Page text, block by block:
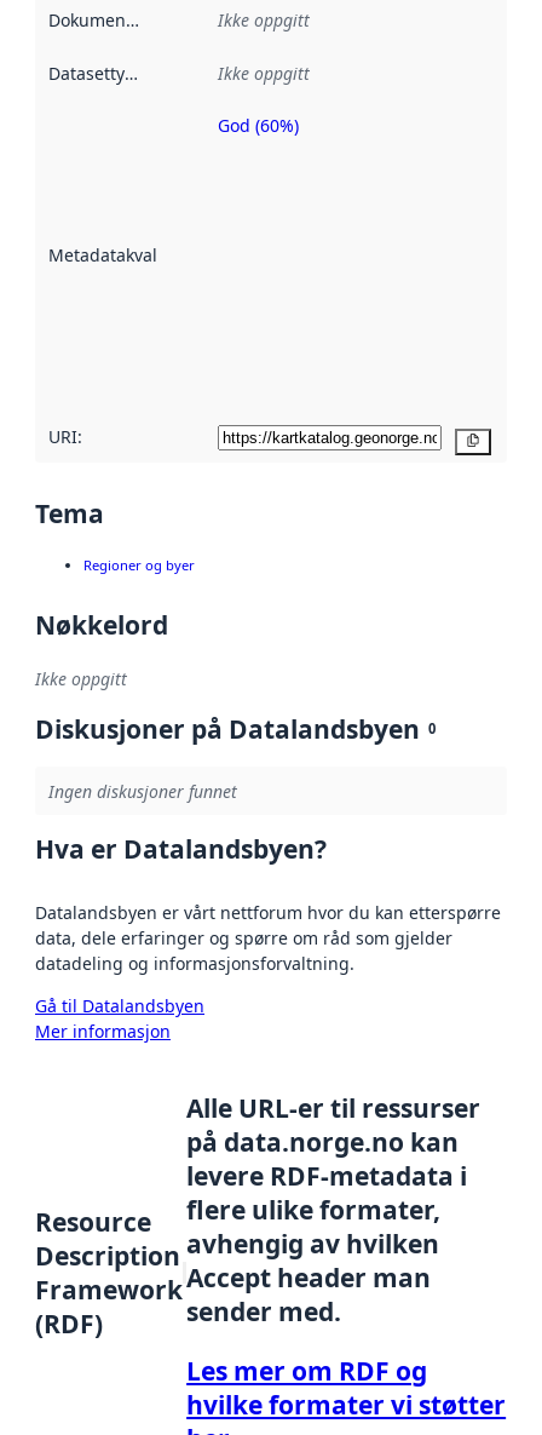
Dokumentasjon Ikke oppgitt
Datasettype Ikke oppgitt
Metadatakvalitet
Metadatakvalitet
God (60%)
URI:
Tema
Regioner og byer
Nøkkelord
Ikke oppgitt
Diskusjoner på Datalandsbyen 0
Ingen diskusjoner funnet
Hva er Datalandsbyen?
Datalandsbyen er vårt nettforum hvor du kan etterspørre
data, dele erfaringer og spørre om råd som gjelder
datadeling og informasjonsforvaltning.
Gå til Datalandsbyen
Mer informasjon
Resource
Description
Framework
(RDF)
Alle URL-er til ressurser
på data.norge.no kan
levere RDF-metadata i
flere ulike formater,
avhengig av hvilken
Accept header man
sender med.
Les mer om RDF og
hvilke formater vi støtter